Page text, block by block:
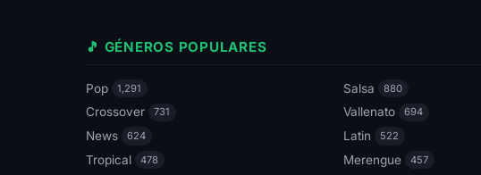
🎵 GÉNEROS POPULARES
Pop 1,291 Salsa 880
Crossover 731 Vallenato 694
News 624 Latin 522
Tropical 478 Merengue 457